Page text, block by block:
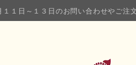
１１日～１３日のお問い合わせやご注